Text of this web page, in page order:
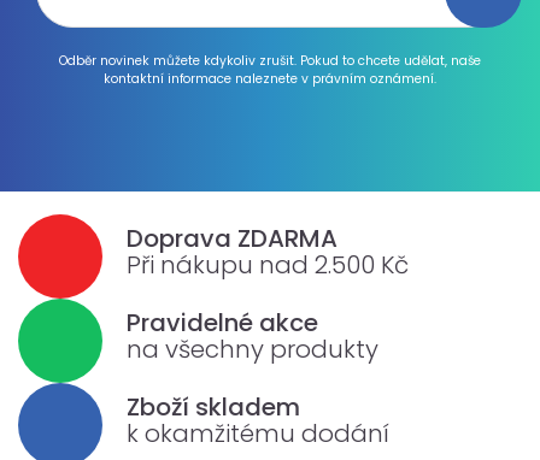
Odběr novinek můžete kdykoliv zrušit. Pokud to chcete udělat, naše
kontaktní informace naleznete v právním oznámení.
Doprava ZDARMA
Při nákupu nad 2.500 Kč
Pravidelné akce
na všechny produkty
Zboží skladem
k okamžitému dodání